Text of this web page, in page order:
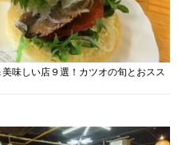
味しい店９選！カツオの旬とおスス